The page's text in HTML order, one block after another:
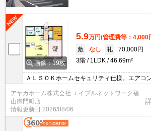
画像：19枚
5.9万円(管理費等：4,000
敷
なし 礼
70,000円
3階
1LDK 46.69m²
ＡＬＳＯＫホームセキュリティ仕様。エアコ
ＴＶドアホン、シャンプードレッサー、シス
ンロ・ラジエントグリル付）追炊き機能付バ
ごみ置き場あります。
アヤカホーム株式会社 エイブルネットワーク福
山御門町店
情報更新日 2026/08/06